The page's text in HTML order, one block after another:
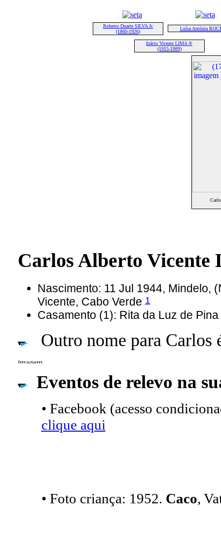
Roberto Duarte SILVA Jr.
(1860-1926)
Luísa Antónia
Inácio Vicente LIMA ®
(1915-1989)
Carlos Alberto
Nascimento: 11 Jul 1944, Mindelo,
Vicente, Cabo Verde1
Casamento (1): Rita da Luz de
Outro nome para Carlos
Eventos de relevo na
• Facebook (acesso
clique aqui
• Foto criança: 1952. Caco,